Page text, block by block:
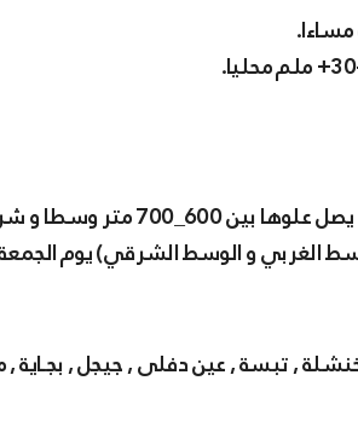
الولايات المعنية بقوة بالثلوج على
500 متر بالوسط و الوسط الغربي و الوسط الشرقي)
, تبسة , عين دفلى , جيجل ,